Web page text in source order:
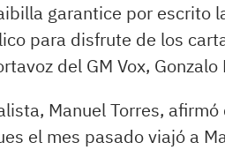
garantice por escrito
para disfrute de los
del GM Vox, Gonzalo
Manuel Torres, afirmó
el mes pasado viajó a